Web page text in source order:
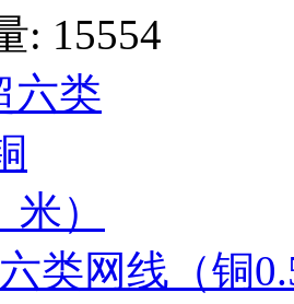
: 15554
类网线（铜